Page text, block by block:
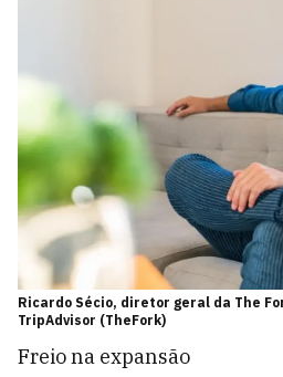
Ricardo Sécio, diretor geral da The
TripAdvisor (TheFork)
Freio na expansão